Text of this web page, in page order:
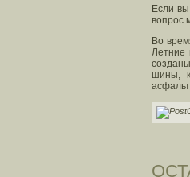
Если
вопрос
Во
Летние
шины,